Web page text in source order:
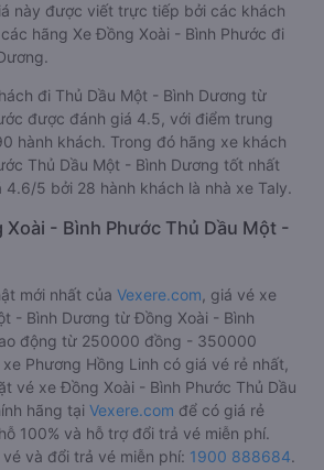
này được viết trực tiếp bởi các khách
hãng Xe Đồng Xoài - Bình Phước đi
đi Thủ Dầu Một - Bình Dương từ
được đánh giá 4.5, với điểm trung
hành khách. Trong đó hãng xe khách
Thủ Dầu Một - Bình Dương tốt nhất
5 bởi 28 hành khách là nhà xe Taly.
Xoài - Bình Phước Thủ Dầu Một -
mới nhất của Vexere.com , giá vé xe
- Bình Dương từ Đồng Xoài - Bình
động từ 250000 đồng - 350000
Phương Hồng Linh có giá vé rẻ nhất,
vé xe Đồng Xoài - Bình Phước Thủ Dầu
hãng tại Vexere.com để có giá rẻ
100% và hỗ trợ đổi trả vé miễn phí.
và đổi trả vé miễn phí: 1900 888684.